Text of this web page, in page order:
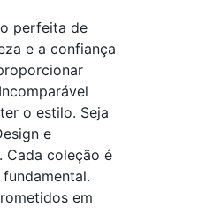
perfeita de
e a confiança
o estilo. Seja
e
Cada coleção é
em